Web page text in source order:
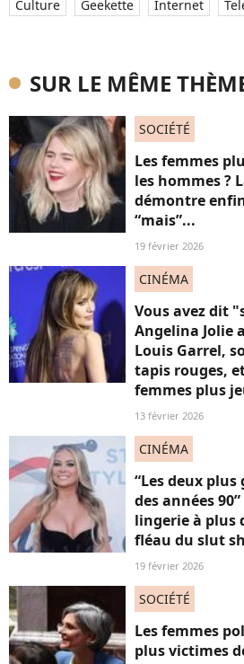
Culture Geekette Internet
SUR LE MÊME
SOCIÉTÉ
Les femmes
les hommes ?
démontre
“mais”...
19 février 2026
CINÉMA
Vous avez dit
Angelina Jolie
Louis Garrel,
tapis rouges,
femmes plus
13 février 2026
CINÉMA
“Les deux
des années
lingerie à plus
fléau du slut
19 février 2026
SOCIÉTÉ
Les femmes
plus victimes